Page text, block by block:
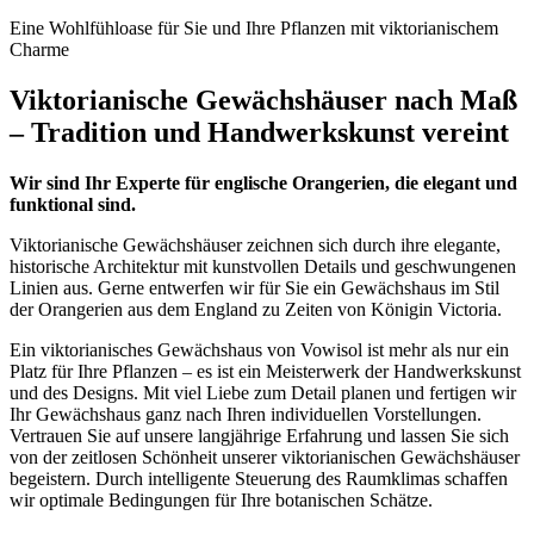
Eine Wohlfühloase für Sie und Ihre Pflanzen mit viktorianischem
Charme
Viktorianische Gewächshäuser nach Maß
– Tradition und Handwerkskunst vereint
Wir sind Ihr Experte für englische Orangerien, die elegant und
funktional sind.
Viktorianische Gewächshäuser zeichnen sich durch ihre elegante,
historische Architektur mit kunstvollen Details und geschwungenen
Linien aus. Gerne entwerfen wir für Sie ein Gewächshaus im Stil
der Orangerien aus dem England zu Zeiten von Königin Victoria.
Ein viktorianisches Gewächshaus von Vowisol ist mehr als nur ein
Platz für Ihre Pflanzen – es ist ein Meisterwerk der Handwerkskunst
und des Designs. Mit viel Liebe zum Detail planen und fertigen wir
Ihr Gewächshaus ganz nach Ihren individuellen Vorstellungen.
Vertrauen Sie auf unsere langjährige Erfahrung und lassen Sie sich
von der zeitlosen Schönheit unserer viktorianischen Gewächshäuser
begeistern. Durch intelligente Steuerung des Raumklimas schaffen
wir optimale Bedingungen für Ihre botanischen Schätze.